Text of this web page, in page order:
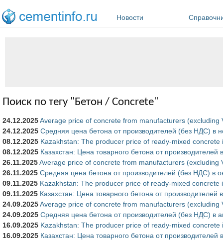
Новости
Поиск по тегу "Бетон / Concrete"
24.12.2025Average price of concrete from manufacturers (excluding
24.12.2025 Средняя цена бетона от производителей (без НДС) в
08.12.2025 Kazakhstan: The producer price of ready-mixed concrete
08.12.2025 Казахстан: Цена товарного бетона от производителей
26.11.2025Average price of concrete from manufacturers (excluding
26.11.2025 Средняя цена бетона от производителей (без НДС) в
09.11.2025 Kazakhstan: The producer price of ready-mixed concrete
09.11.2025 Казахстан: Цена товарного бетона от производителей
24.09.2025Average price of concrete from manufacturers (excluding
24.09.2025 Средняя цена бетона от производителей (без НДС) в
16.09.2025 Kazakhstan: The producer price of ready-mixed concrete
16.09.2025 Казахстан: Цена товарного бетона от производителей